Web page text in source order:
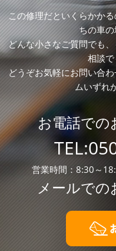
この修理だといくらかか
ちの車
どんな小さなご質問でも
相談で
どうぞお気軽にお問い合
ムいずれ
お電話での
TEL:
営業時間：8:30～
メールでの